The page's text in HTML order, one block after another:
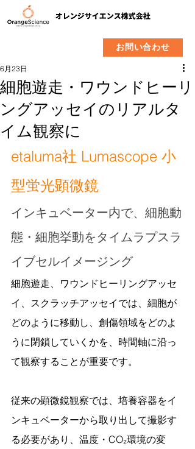
お問い合わせ
細胞遊走・ワウンドヒーリ
ングアッセイのリアルタ
イム観察に
6月23日
etaluma社 Lumascope 小
型蛍光顕微鏡
インキュベーター内で、細胞動
態・細胞挙動をタイムラプスラ
イブセルイメージング
細胞遊走、ワウンドヒーリングアッセ
イ、スクラッチアッセイでは、細胞が
どのように移動し、創傷領域をどのよ
うに閉鎖していくかを、時間軸に沿っ
て観察することが重要です。
従来の顕微鏡観察では、培養容器をイ
ンキュベーターから取り出して撮影す
る必要があり、温度・CO₂環境の変